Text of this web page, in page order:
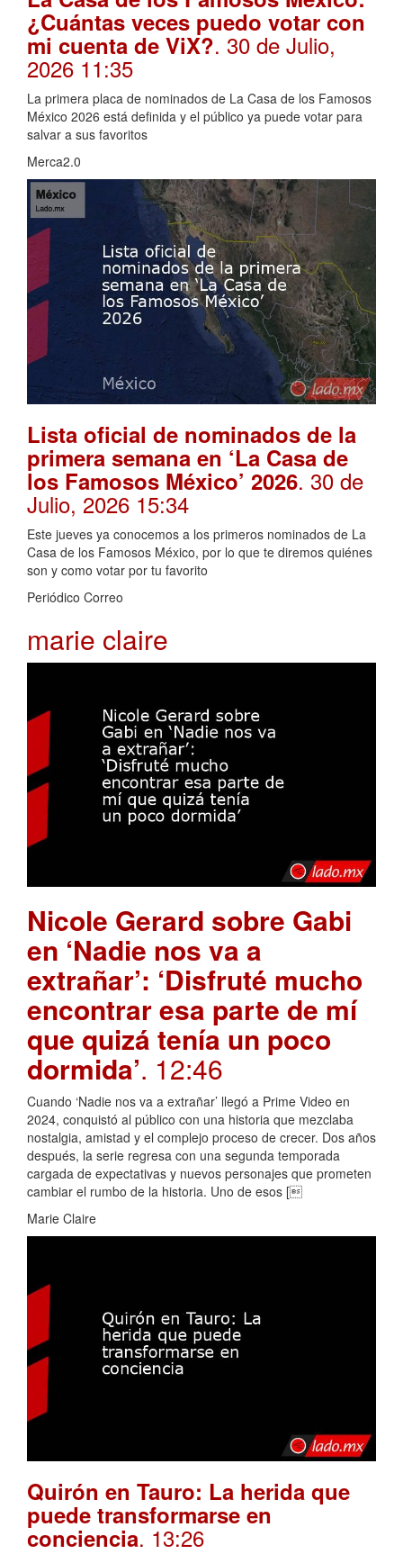
¿Cuántas veces puedo votar con
mi cuenta de ViX?. 30 de Julio,
2026 11:35
La primera placa de nominados de La Casa de los Famosos
México 2026 está definida y el público ya puede votar para
salvar a sus favoritos
Merca2.0
Lista oficial de nominados de la
primera semana en ‘La Casa de
los Famosos México’ 2026. 30 de
Julio, 2026 15:34
Este jueves ya conocemos a los primeros nominados de La
Casa de los Famosos México, por lo que te diremos quiénes
son y como votar por tu favorito
Periódico Correo
marie claire
Nicole Gerard sobre Gabi
en ‘Nadie nos va a
extrañar’: ‘Disfruté mucho
encontrar esa parte de mí
que quizá tenía un poco
dormida’. 12:46
Cuando ‘Nadie nos va a extrañar’ llegó a Prime Video en
2024, conquistó al público con una historia que mezclaba
nostalgia, amistad y el complejo proceso de crecer. Dos años
después, la serie regresa con una segunda temporada
cargada de expectativas y nuevos personajes que prometen
cambiar el rumbo de la historia. Uno de esos [
Marie Claire
Quirón en Tauro: La herida que
puede transformarse en
conciencia. 13:26